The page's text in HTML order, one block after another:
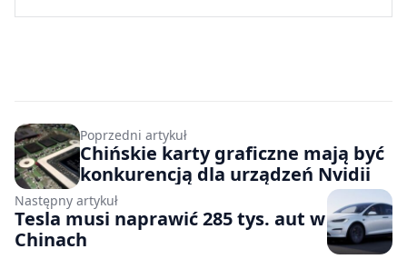
Poprzedni artykuł
Chińskie karty graficzne mają być
konkurencją dla urządzeń Nvidii
Następny artykuł
Tesla musi naprawić 285 tys. aut w
Chinach